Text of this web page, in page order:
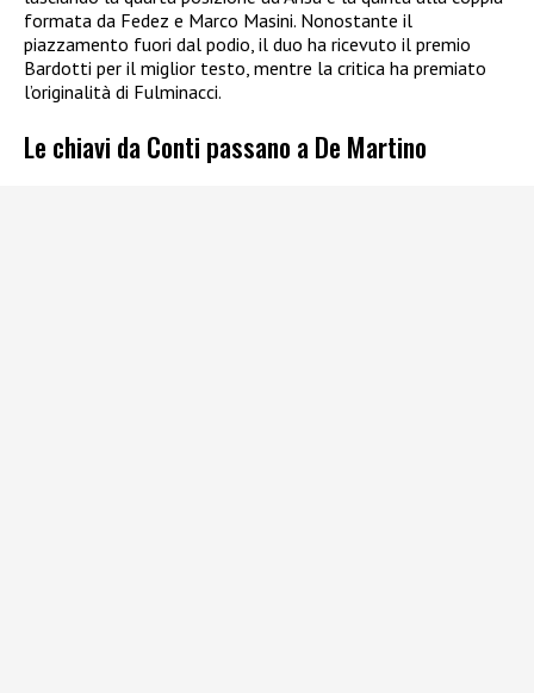
formata da Fedez e Marco Masini. Nonostante il
piazzamento fuori dal podio, il duo ha ricevuto il premio
Bardotti per il miglior testo, mentre la critica ha premiato
l’originalità di Fulminacci.
Le chiavi da Conti passano a De Martino